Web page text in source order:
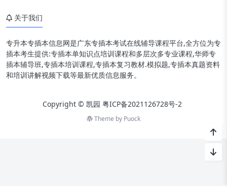
关于我们
专升本专插本信息网是广东专插本考试在线辅导课程平台,全方位为专
插本考生提供:专插本单知识点培训课程和多层次多专业课程,华师专
插本辅导班,专插本培训课程,专插本复习教材.模拟题,专插本真题资料
和培训讲解视频下载等最新优质信息服务。
Copyright © 凯园 粤ICP备2021126728号-2
Theme by Puock